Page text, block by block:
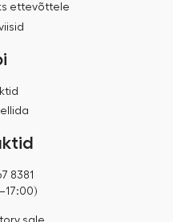
ettevõttele
8381